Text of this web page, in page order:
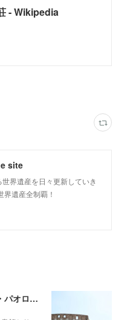
- Wikipedia
site
界遺産を日々更新していき
界遺産全制覇！
ローマ歴史地区、教皇領とサン・パオロ・フォーリ・レ・ムーラ大聖堂 （イタリア・バチカン）